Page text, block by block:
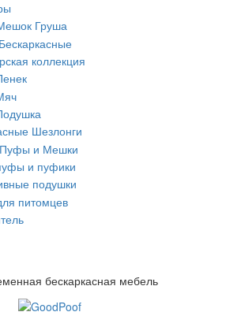
Груша
коллекция
Шезлонги
Пуфы и Мешки
и пуфики
подушки
питомцев
бескаркасная мебель